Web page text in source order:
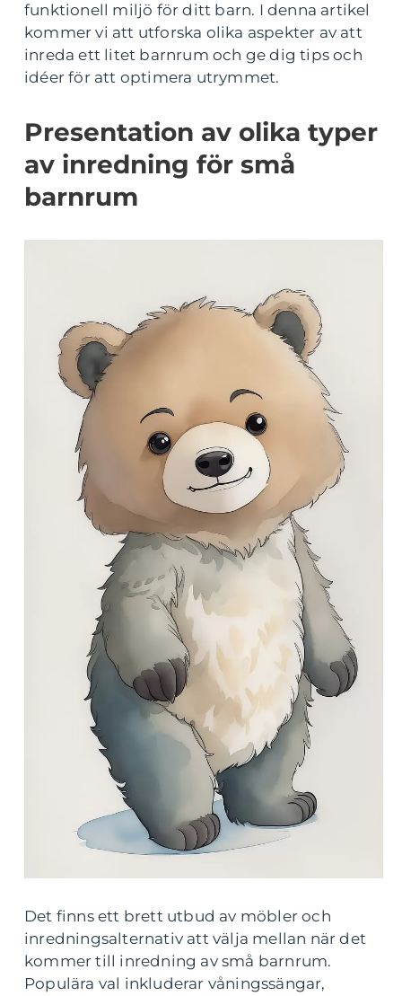
funktionell miljö för ditt barn. I denna artikel
kommer vi att utforska olika aspekter av att
inreda ett litet barnrum och ge dig tips och
idéer för att optimera utrymmet.
Presentation av olika typer
av inredning för små
barnrum
Det finns ett brett utbud av möbler och
inredningsalternativ att välja mellan när det
kommer till inredning av små barnrum.
Populära val inkluderar våningssängar,